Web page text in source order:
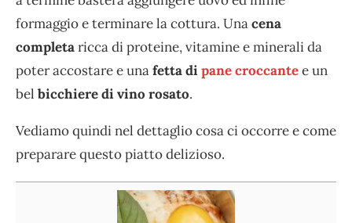
formaggio e terminare la cottura. Unacena
completaricca di proteine, vitamine e minerali da
poter accostare e unafetta dipane croccantee un
bel bicchiere di vino rosato.
Vediamo quindi nel dettaglio cosa ci occorre e come
preparare questo piatto delizioso.